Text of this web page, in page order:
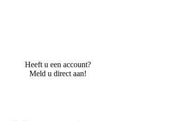
Heeft u een account?
Meld u direct aan!